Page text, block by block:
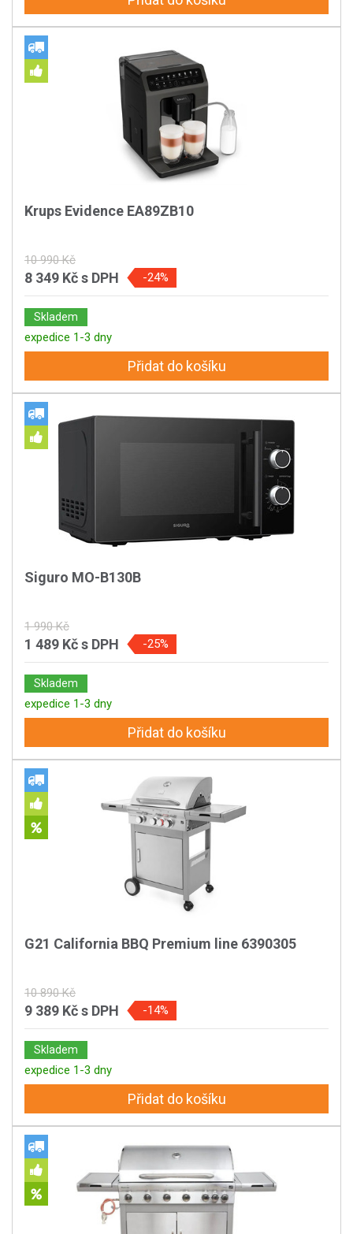
Krups Evidence EA89ZB10
10 990 Kč
8 349 Kčs DPH -24%
Skladem
expedice 1-3 dny
Přidat do košíku
Siguro MO-B130B
1 990 Kč
1 489 Kčs DPH -25%
Skladem
expedice 1-3 dny
Přidat do košíku
G21 California BBQ Premium line 6390305
10 890 Kč
9 389 Kčs DPH -14%
Skladem
expedice 1-3 dny
Přidat do košíku